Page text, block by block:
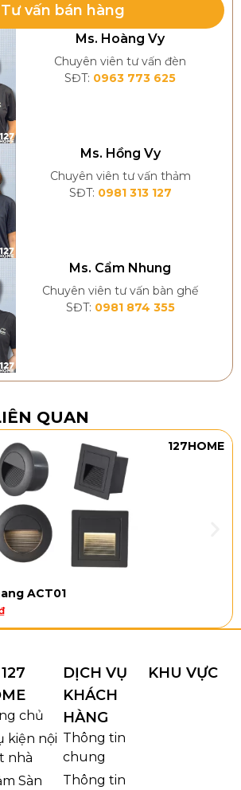
Tư vấn bán hàng
Ms. Hoàng Vy
Chuyên viên tư vấn đèn
SĐT: 0963 773 625
Ms. Hồng Vy
Chuyên viên tư vấn thảm
SĐT: 0981 313 127
Ms. Cẩm Nhung
Chuyên viên tư vấn bàn ghế
SĐT: 0981 874 355
QUAN
127HOME
ACT01
chủ
kiện nội
nhà
Sàn
DỊCH VỤ
KHÁCH
HÀNG
Thông tin
chung
Thông tin
KHU VỰC